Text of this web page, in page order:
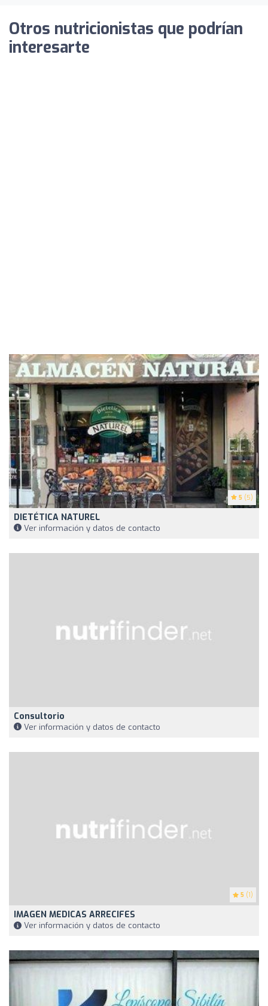
Otros nutricionistas que podrían
interesarte
5 (5)
DIETÉTICA NATUREL
Ver información y datos de contacto
Consultorio
Ver información y datos de contacto
5 (1)
IMAGEN MEDICAS ARRECIFES
Ver información y datos de contacto